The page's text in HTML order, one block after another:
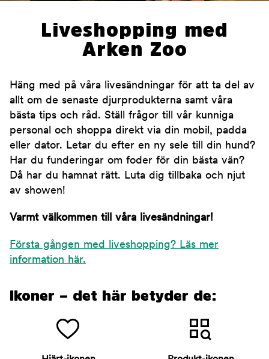
Liveshopping med
Arken Zoo
Häng med på våra livesändningar för att ta del av
allt om de senaste djurprodukterna samt våra
bästa tips och råd. Ställ frågor till vår kunniga
personal och shoppa direkt via din mobil, padda
eller dator. Letar du efter en ny sele till din hund?
Har du funderingar om foder för din bästa vän?
Då har du hamnat rätt. Luta dig tillbaka och njut
av showen!
Varmt välkommen till våra livesändningar!
Första gången med liveshopping? Läs mer
information här.
Ikoner – det här betyder de: